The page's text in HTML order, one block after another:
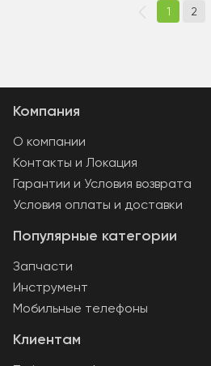
1 2
Клиентам
Популярные категории
Запчасти
Инструмент
Мобильные телефоны
Компания
О компании
Контакты и Локация
Гарантии и Условия возврата
Условия оплаты и доставки